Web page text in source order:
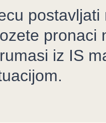
pronaci
iz IS